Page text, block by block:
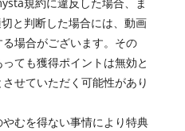
と判断した場合には、動画
場合がございます。その
ても獲得ポイントは無効と
せていただく可能性があり
むを得ない事情により特典